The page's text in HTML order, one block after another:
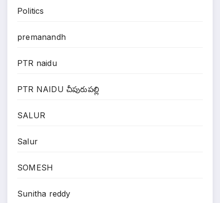
Politics
premanandh
PTR naidu
PTR NAIDU చీపురుపల్లి
SALUR
Salur
SOMESH
Sunitha reddy